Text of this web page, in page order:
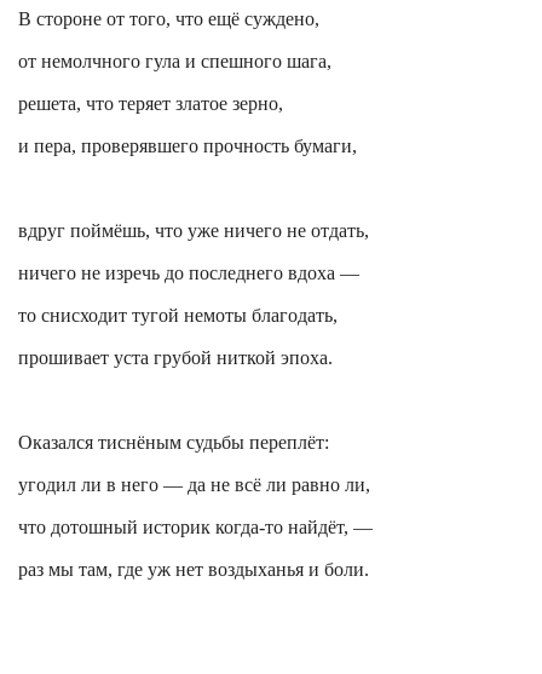
В стороне от того, что ещё суждено,
от немолчного гула и спешного шага,
решета, что теряет златое зерно,
и пера, проверявшего прочность бумаги,
вдруг поймёшь, что уже ничего не отдать,
ничего не изречь до последнего вдоха —
то снисходит тугой немоты благодать,
прошивает уста грубой ниткой эпоха.
Оказался тиснёным судьбы переплёт:
угодил ли в него — да не всё ли равно ли,
что дотошный историк когда-то найдёт, —
раз мы там, где уж нет воздыханья и боли.